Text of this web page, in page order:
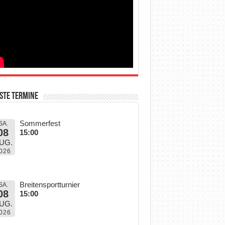
Termine
Sommerfest
15:00
Breitensportturnier
15:00